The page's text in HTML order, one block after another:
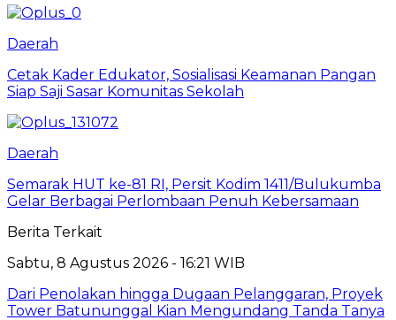
Daerah
Cetak Kader Edukator, Sosialisasi Keamanan Pangan
Siap Saji Sasar Komunitas Sekolah
Daerah
Semarak HUT ke-81 RI, Persit Kodim 1411/Bulukumba
Gelar Berbagai Perlombaan Penuh Kebersamaan
Berita Terkait
Sabtu, 8 Agustus 2026 - 16:21 WIB
Dari Penolakan hingga Dugaan Pelanggaran, Proyek
Tower Batununggal Kian Mengundang Tanda Tanya